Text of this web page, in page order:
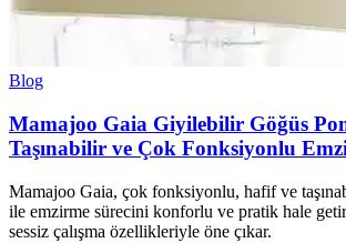
Blog
Mamajoo Gaia Giyilebilir Göğüs
Taşınabilir ve Çok Fonksiyonlu
Mamajoo Gaia, çok fonksiyonlu, hafif ve
ile emzirme sürecini konforlu ve pratik hale
sessiz çalışma özellikleriyle öne çıkar.